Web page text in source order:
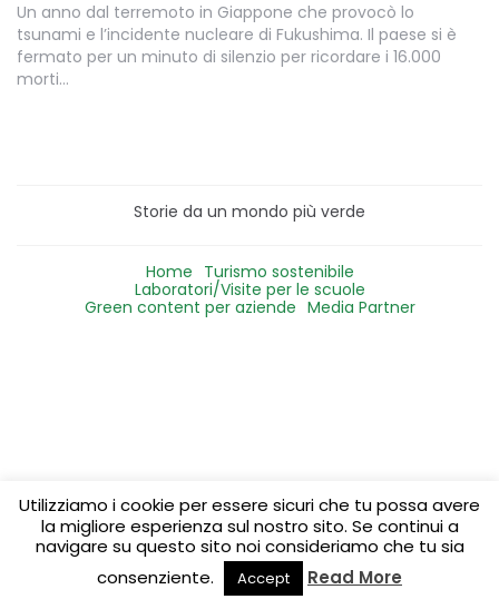
Un anno dal terremoto in Giappone che provocò lo
tsunami e l’incidente nucleare di Fukushima. Il paese si è
fermato per un minuto di silenzio per ricordare i 16.000
morti…
Storie da un mondo più verde
Home Turismo sostenibile
Laboratori/Visite per le scuole
Green content per aziende Media Partner
Utilizziamo i cookie per essere sicuri che tu possa avere
la migliore esperienza sul nostro sito. Se continui a
navigare su questo sito noi consideriamo che tu sia
consenziente.
Accept Read More